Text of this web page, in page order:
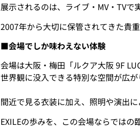
展示されるのは、ライブ・MV・TVで
2007年から大切に保管されてきた貴
■会場でしか味わえない体験
会場は大阪・梅田「ルクア大阪 9F
世界観に没入できる特別な空間が広が
間近で見る衣装に加え、照明や演出
EXILEの歩みを、この会場ならではの